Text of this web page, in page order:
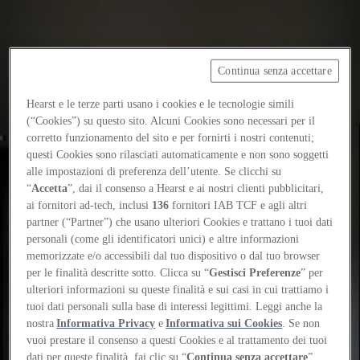
Contatti
Log in
Home
Tags
#japan
#japan
Essays
Hearst e le terze parti usano i cookies e le tecnologie simili
(“Cookies”) su questo sito. Alcuni Cookies sono necessari per il
corretto funzionamento del sito e per fornirti i nostri contenuti;
questi Cookies sono rilasciati automaticamente e non sono soggetti
alle impostazioni di preferenza dell’utente. Se clicchi su
“Accetta”, dai il consenso a Hearst e ai nostri clienti pubblicitari,
ai fornitori ad-tech, inclusi 136 fornitori IAB TCF e agli altri
partner (“Partner”) che usano ulteriori Cookies e trattano i tuoi dati
personali (come gli identificatori unici) e altre informazioni
memorizzate e/o accessibili dal tuo dispositivo o dal tuo browser
per le finalità descritte sotto. Clicca su “Gestisci Preferenze” per
ulteriori informazioni su queste finalità e sui casi in cui trattiamo i
tuoi dati personali sulla base di interessi legittimi. Leggi anche la
nostraInformativa Privacy eInformativa sui Cookies. Se non
vuoi prestare il consenso a questi Cookies e al trattamento dei tuoi
dati per queste finalità, fai clic su “Continua senza accettare”.
Continua senza accettare